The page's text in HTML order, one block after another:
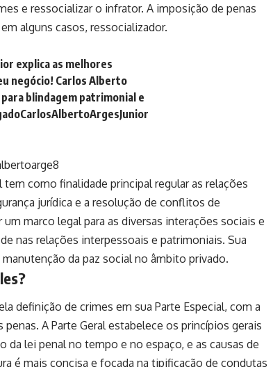
e ressocializar o infrator. A imposição de penas
alguns casos, ressocializador.
explica as melhores
negócio! Carlos Alberto
blindagem patrimonial e
como finalidade principal regular as relações
jurídica e a resolução de conflitos de
marco legal para as diversas interações sociais e
nas relações interpessoais e patrimoniais. Sua
da paz social no âmbito privado.
definição de crimes em sua Parte Especial, com a
A Parte Geral estabelece os princípios gerais
lei penal no tempo e no espaço, e as causas de
é mais concisa e focada na tipificação de condutas